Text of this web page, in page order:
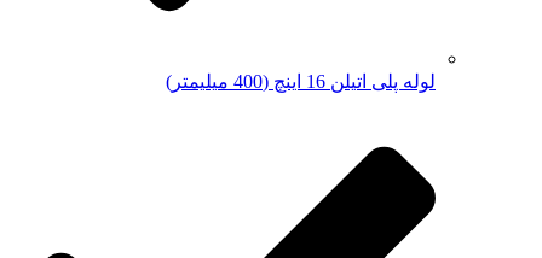
لوله پلی اتیلن 16 اینچ (400 میلیمتر)